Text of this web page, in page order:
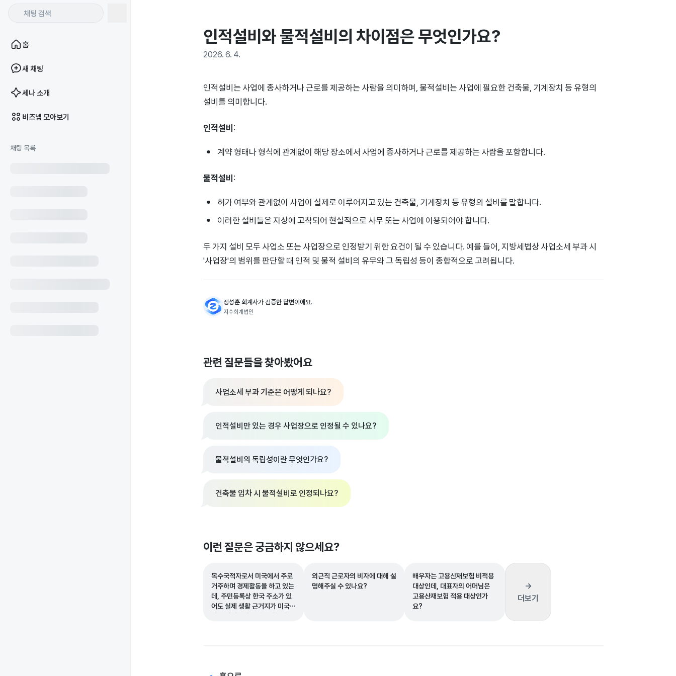
홈
새 채팅
세나 소개
비즈넵 모아보기
채팅 목록
인적설비와 물적설비의 차이점은 무엇인가요?
2026. 6. 4.
인적설비는 사업에 종사하거나 근로를 제공하는 사람을 의미하며, 물적설비는 사업에 필요한 건축물, 기계장치 등 유형의
설비를 의미합니다.
인적설비:
계약 형태나 형식에 관계없이 해당 장소에서 사업에 종사하거나 근로를 제공하는 사람을 포함합니다.
물적설비:
허가 여부와 관계없이 사업이 실제로 이루어지고 있는 건축물, 기계장치 등 유형의 설비를 말합니다.
이러한 설비들은 지상에 고착되어 현실적으로 사무 또는 사업에 이용되어야 합니다.
두 가지 설비 모두 사업소 또는 사업장으로 인정받기 위한 요건이 될 수 있습니다. 예를 들어, 지방세법상 사업소세 부과 시
'사업장'의 범위를 판단할 때 인적 및 물적 설비의 유무와 그 독립성 등이 종합적으로 고려됩니다.
정성훈 회계사가 검증한 답변이에요.
지수회계법인
관련 질문들을 찾아봤어요
사업소세 부과 기준은 어떻게 되나요?
인적설비만 있는 경우 사업장으로 인정될 수 있나요?
물적설비의 독립성이란 무엇인가요?
건축물 임차 시 물적설비로 인정되나요?
이런 질문은 궁금하지 않으세요?
복수국적자로서 미국에서 주로
거주하며 경제활동을 하고 있는
데, 주민등록상 한국 주소가 있
어도 실제 생활 근거지가 미국이
라면 비거주자로 판단되는지 궁
외근직 근로자의 비자에 대해 설
명해주실 수 있나요?
배우자는 고용산재보험 비적용
대상인데, 대표자의 어머님은
고용산재보험 적용 대상인가
요?
→
더보기